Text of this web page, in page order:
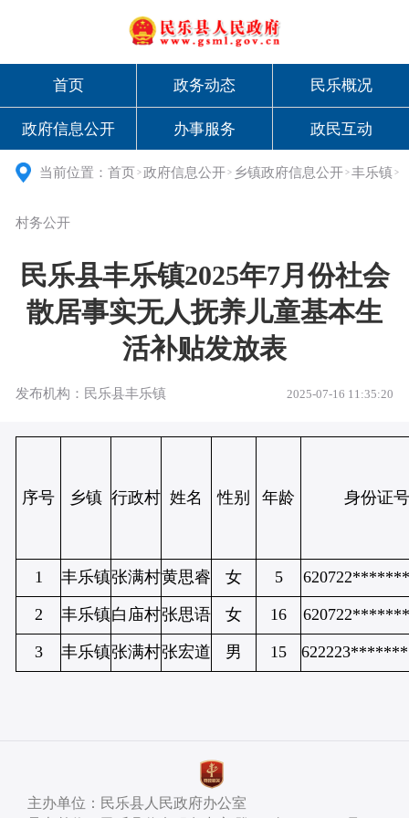
首页 政务动态 民乐概况
政府信息公开 办事服务 政民互动
当前位置：首页 > 政府信息公开 > 乡镇政府信息公开 >丰乐镇 >
村务公开
民乐县丰乐镇2025年7月份社会
散居事实无人抚养儿童基本生
活补贴发放表
发布机构：民乐县丰乐镇 2025-07-16 11:35:20
序号 乡镇 行政村 姓名 性别 年龄 身份证
1 丰乐镇张满村黄思睿 女 5
2 丰乐镇白庙村张思语 女 16
3 丰乐镇张满村张宏道 男 15
主办单位：民乐县人民政府办公室